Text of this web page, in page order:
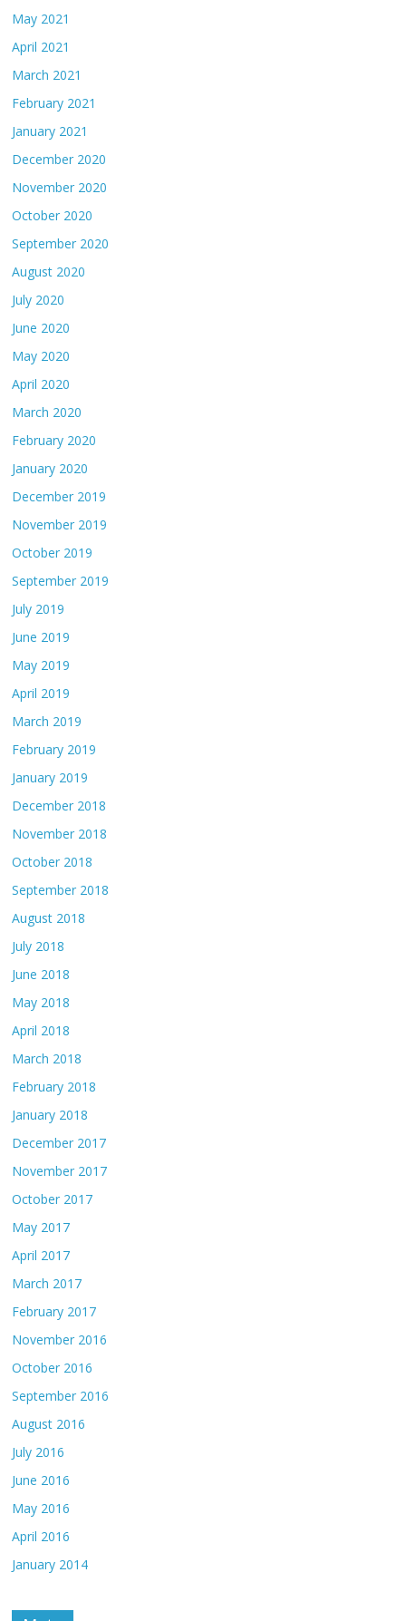
May 2021
April 2021
March 2021
February 2021
January 2021
December 2020
November 2020
October 2020
September 2020
August 2020
July 2020
June 2020
May 2020
April 2020
March 2020
February 2020
January 2020
December 2019
November 2019
October 2019
September 2019
July 2019
June 2019
May 2019
April 2019
March 2019
February 2019
January 2019
December 2018
November 2018
October 2018
September 2018
August 2018
July 2018
June 2018
May 2018
April 2018
March 2018
February 2018
January 2018
December 2017
November 2017
October 2017
May 2017
April 2017
March 2017
February 2017
November 2016
October 2016
September 2016
August 2016
July 2016
June 2016
May 2016
April 2016
January 2014